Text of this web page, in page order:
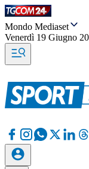
Mondo Mediaset
Venerdì 19 Giugno